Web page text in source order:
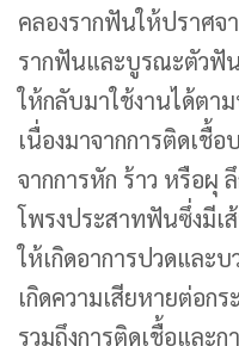
คลองรากฟันให้ปราศจ
รากฟันและบูรณะตัวฟัน
ให้กลับมาใช้งานได้ตา
เนื่องมาจากการติดเชื้
จากการหัก ร้าว หรือผุ
โพรงประสาทฟันซึ่งมีเ
ให้เกิดอาการปวดและ
เกิดความเสียหายต่อก
รวมถึงการติดเชื้อและ